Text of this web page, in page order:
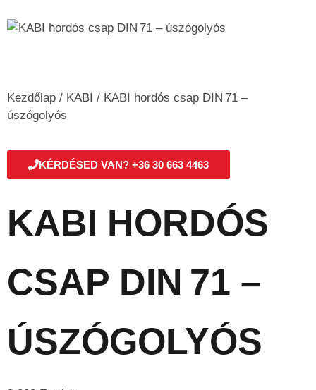
Kezdőlap / KABI / KABI hordós csap DIN 71 –
úszógolyós
KÉRDÉSED VAN? +36 30 663 4463
KABI HORDÓS
CSAP DIN 71 –
ÚSZÓGOLYÓS